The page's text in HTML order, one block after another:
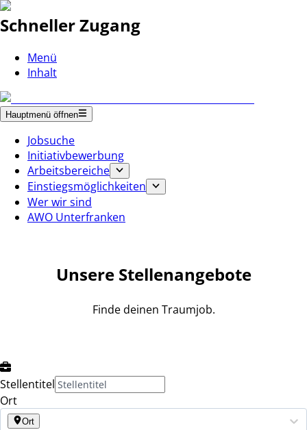
Schneller Zugang
Menü
Inhalt
Hauptmenü öffnen
Jobsuche
Initiativbewerbung
Arbeitsbereiche
Einstiegsmöglichkeiten
Wer wir sind
AWO Unterfranken
Unsere Stellenangebote
Finde deinen Traumjob.
Stellentitel
Ort
Ort